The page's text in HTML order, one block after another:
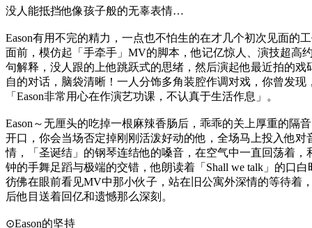
没人能抵挡他像孩子般的无辜表情…
Eason有用不完的精力，一点也不怕生的在才几个初次见面的
面前，模仿起「手牵手」MV的脚本，他记亿惊人、演技超高
句解释，没人跟的上他跳跃式的思绪，然后演起他最近拍的戏
自的对话，脑袋清晰！一人分饰多角装腔作调对戏，你曾发现
「Eason非常用心在作演艺功课，不认真于生活作息」。
Eason～无厘头的吃掉一根麻辣香肠后，乖乖的关上厚重的隔
开口，你会当场否定掉刚刚活泼好动的他，全场马上投入他对
情，「圣诞结」的钢琴连结他的嗓音，在空气中一直回荡着，
钟的手舞足蹈与极端的交错，他朗读着「Shall we talk」的口白
彷佛在眼前看见MV中那小伙子，站在旧公寓外深情的等待着
后他目送着回亿和遗憾那么深刻。
⊙Eason的坚持